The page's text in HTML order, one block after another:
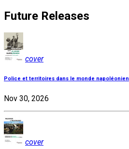
Future Releases
cover
Police et territoires dans le monde napoléonien
Nov 30, 2026
cover